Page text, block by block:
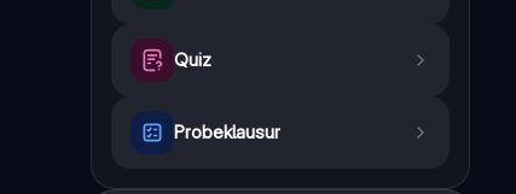
Quiz
Probeklausur